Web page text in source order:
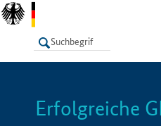
LISTE
Erfolgreiche